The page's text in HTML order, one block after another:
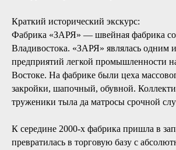
Краткий исторический экскурс:
Фабрика «ЗАРЯ» — швейная фабрика
Владивостока. «ЗАРЯ» являлась одним
предприятий легкой промышленности
Востоке. На фабрике были цеха
закройки, шапочный, обувной.
труженики тыла да матросы срочной
К середине 2000-х фабрика пришла в
превратилась в торговую базу с